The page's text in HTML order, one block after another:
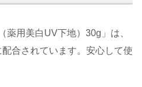
薬用美白UV下地）30g」は、
合されています。安心して使